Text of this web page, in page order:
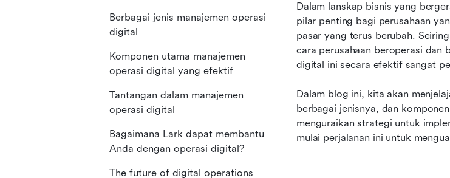
Dalam lanskap bisnis yang
pilar penting bagi perusahaan
pasar yang terus berubah.
cara perusahaan beroperasi dan
digital ini secara efektif sangat
Dalam blog ini, kita akan
berbagai jenisnya, dan
menguraikan strategi untuk
mulai perjalanan ini untuk
Berbagai jenis manajemen operasi
digital
Komponen utama manajemen
operasi digital yang efektif
Tantangan dalam manajemen
operasi digital
Bagaimana Lark dapat membantu
Anda dengan operasi digital?
The future of digital operations